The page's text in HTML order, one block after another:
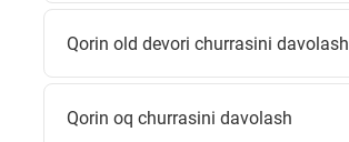
Qorin old devori churrasini davolash
Qorin oq churrasini davolash